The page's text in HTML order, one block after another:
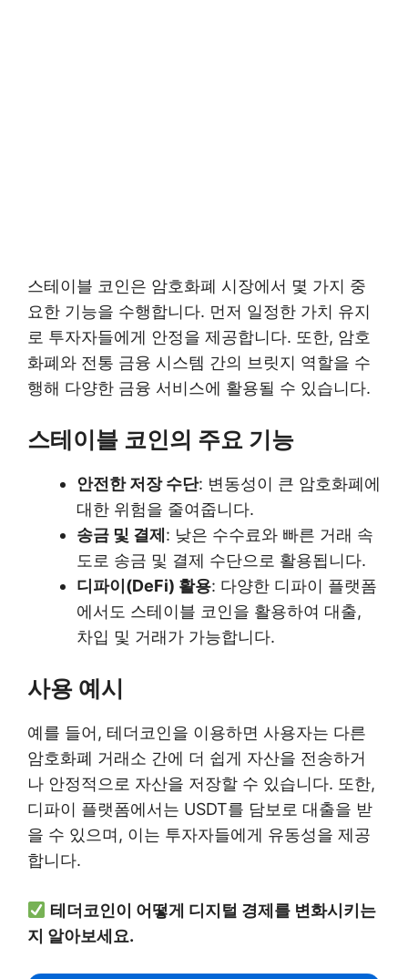
스테이블 코인은 암호화폐 시장에서 몇 가지 중
요한 기능을 수행합니다. 먼저 일정한 가치 유지
로 투자자들에게 안정을 제공합니다. 또한, 암호
화폐와 전통 금융 시스템 간의 브릿지 역할을 수
행해 다양한 금융 서비스에 활용될 수 있습니다.
스테이블 코인의 주요 기능
안전한 저장 수단: 변동성이 큰 암호화폐에
대한 위험을 줄여줍니다.
송금 및 결제 : 낮은 수수료와 빠른 거래 속
도로 송금 및 결제 수단으로 활용됩니다.
디파이(DeFi) 활용: 다양한 디파이 플랫폼
에서도 스테이블 코인을 활용하여 대출,
차입 및 거래가 가능합니다.
사용 예시
예를 들어, 테더코인을 이용하면 사용자는 다른
암호화폐 거래소 간에 더 쉽게 자산을 전송하거
나 안정적으로 자산을 저장할 수 있습니다. 또한,
디파이 플랫폼에서는 USDT를 담보로 대출을 받
을 수 있으며, 이는 투자자들에게 유동성을 제공
합니다.
테더코인이 어떻게 디지털 경제를 변화시키는
지 알아보세요.